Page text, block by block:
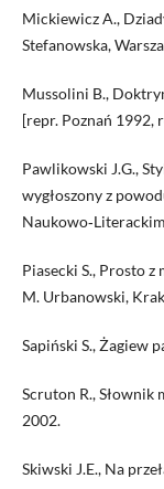
Mickiewicz A.,
Stefanowska,
Mussolini B.,
[repr. Poznań 1992,
Pawlikowski J.G.,
wygłoszony z
Piasecki S., Prosto
M. Urbanowski,
Sapiński S., Żagiew
Scruton R., Słownik
2002.
Skiwski J.E., Na